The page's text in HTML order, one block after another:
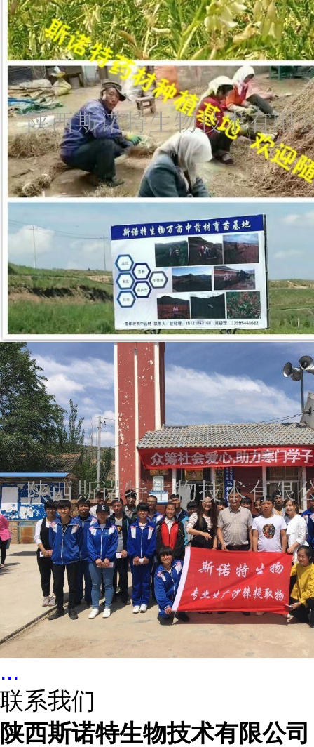
...
联系我们
陕西斯诺特生物技术有限公司